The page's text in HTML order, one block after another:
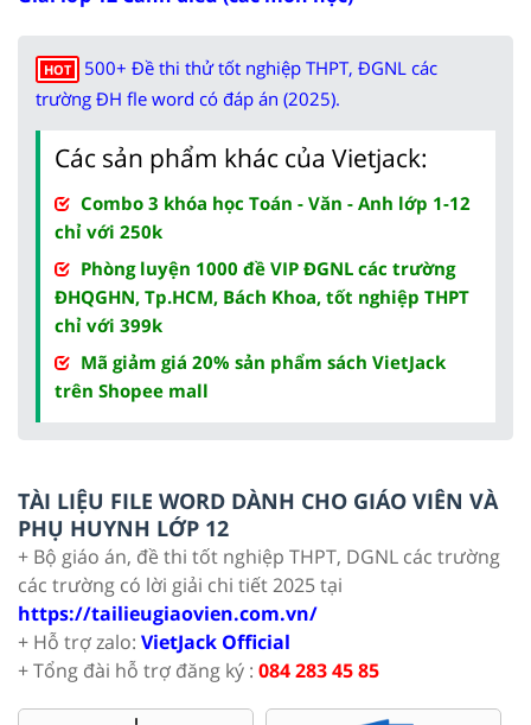
HOT
500+ Đề thi thử tốt nghiệp THPT, ĐGNL các
trường ĐH fle word có đáp án (2025).
Các sản phẩm khác của Vietjack:
Combo 3 khóa học Toán - Văn - Anh lớp 1-12
chỉ với 250k
Phòng luyện 1000 đề VIP ĐGNL các trường
ĐHQGHN, Tp.HCM, Bách Khoa, tốt nghiệp THPT
chỉ với 399k
Mã giảm giá 20% sản phẩm sách VietJack
trên Shopee mall
TÀI LIỆU FILE WORD DÀNH CHO GIÁO VIÊN VÀ
PHỤ HUYNH LỚP 12
+ Bộ giáo án, đề thi tốt nghiệp THPT, DGNL các trường
các trường có lời giải chi tiết 2025 tại
https://tailieugiaovien.com.vn/
+ Hỗ trợ zalo: VietJack Official
+ Tổng đài hỗ trợ đăng ký : 084 283 45 85